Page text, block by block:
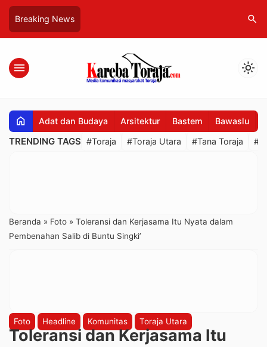
Breaking News search
menu light_mode
home Adat dan Budaya Arsitektur Bastem Bawaslu
TRENDING TAGS #Toraja #Toraja Utara #Tana Toraja
Beranda » Foto » Toleransi dan Kerjasama Itu Nyata dalam
Pembenahan Salib di Buntu Singki’
Foto Headline Komunitas Toraja Utara
Toleransi dan Kerjasama Itu